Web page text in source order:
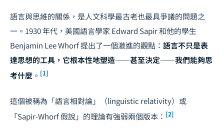
語言與思維的關係，是人文科學最古老也最具爭議的問題之
一。1930 年代，美國語言學家 Edward Sapir 和他的學生
Benjamin Lee Whorf 提出了一個激進的觀點： 語言不只是表
達思想的工具，它根本性地塑造——甚至決定——我們能夠思
考什麼 。 [1]
這個被稱為「語言相對論」（linguistic relativity）或
「Sapir-Whorf 假說」的理論有強弱兩個版本： [2]